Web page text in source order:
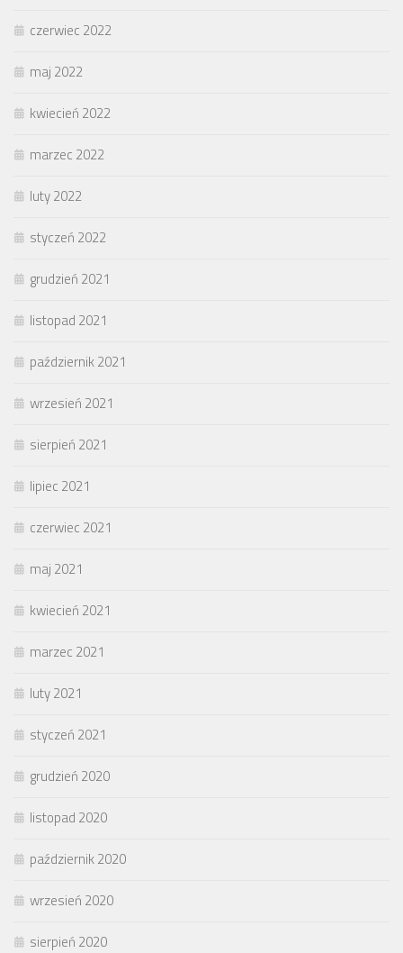
czerwiec 2022
maj 2022
kwiecień 2022
marzec 2022
luty 2022
styczeń 2022
grudzień 2021
listopad 2021
październik 2021
wrzesień 2021
sierpień 2021
lipiec 2021
czerwiec 2021
maj 2021
kwiecień 2021
marzec 2021
luty 2021
styczeń 2021
grudzień 2020
listopad 2020
październik 2020
wrzesień 2020
sierpień 2020